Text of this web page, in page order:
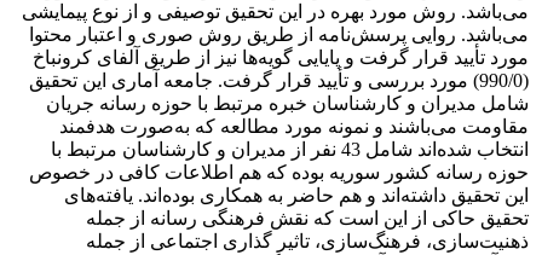
می‌باشد. روش مورد بهره در این تحقیق توصیفی و از نوع پیمایشی
می‌باشد. روایی پرسش‌نامه از طریق روش صوری و اعتبار محتوا
مورد تأیید قرار گرفت و پایایی گویه‌ها نیز از طریق آلفای کرونباخ
(990/0) مورد بررسی و تأیید قرار گرفت. جامعه آماری این تحقیق
شامل مدیران و کارشناسان خبره مرتبط با حوزه رسانه جریان
مقاومت می‌باشند و نمونه مورد مطالعه که به‌صورت هدفمند
انتخاب شده‌اند شامل 43 نفر از مدیران و کارشناسان مرتبط با
حوزه رسانه کشور سوریه بوده که هم اطلاعات کافی در خصوص
این تحقیق داشته‌اند و هم حاضر به همکاری بوده‌اند. یافته‌های
تحقیق حاکی از این است که نقش فرهنگی رسانه از جمله
ذهنیت‌سازی، فرهنگ‌سازی، تاثیر گذاری اجتماعی از جمله